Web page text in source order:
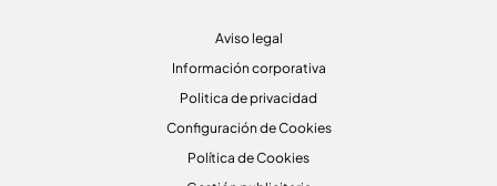
Aviso legal
Información corporativa
Politica de privacidad
Configuración de Cookies
Política de Cookies